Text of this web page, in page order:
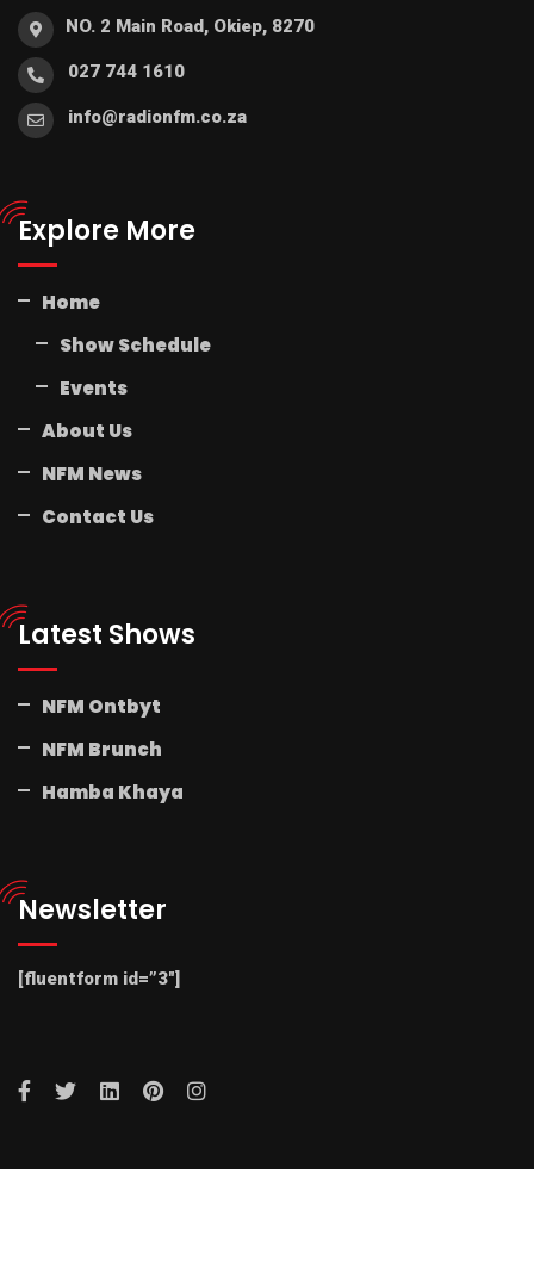
NO. 2 Main Road, Okiep, 8270
027 744 1610
info@radionfm.co.za
Explore More
Home
Show Schedule
Events
About Us
NFM News
Contact Us
Latest Shows
NFM Ontbyt
NFM Brunch
Hamba Khaya
Newsletter
[fluentform id=”3″]